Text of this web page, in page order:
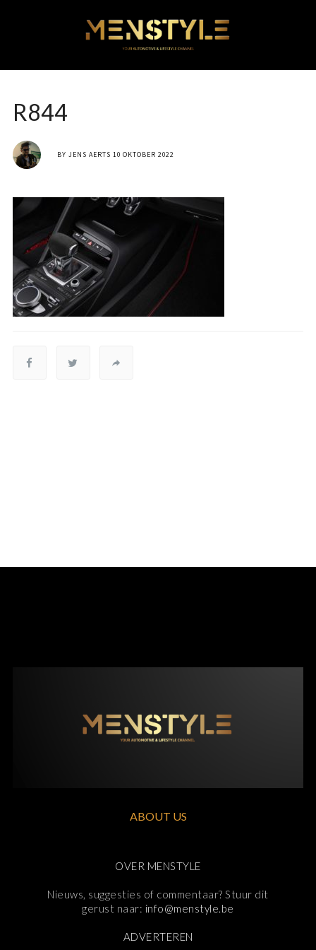
R844
BY JENS AERTS 10 OKTOBER 2022
ABOUT US
OVER MENSTYLE
Nieuws, suggesties of commentaar? Stuur dit
gerust naar: info@menstyle.be
ADVERTEREN